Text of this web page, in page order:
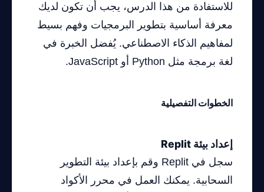
للاستفادة من هذا الدرس، يجب أن تكون لديك
معرفة أساسية بتطوير البرمجيات وفهم بسيط
لمفاهيم الذكاء الاصطناعي. يُفضل الخبرة في
لغة برمجة مثل Python أو JavaScript.
الخطوات التفصيلية
إعداد بيئة Replit
سجل في Replit وقم بإعداد بيئة التطوير
السحابية. يمكنك العمل في محرر الأكواد